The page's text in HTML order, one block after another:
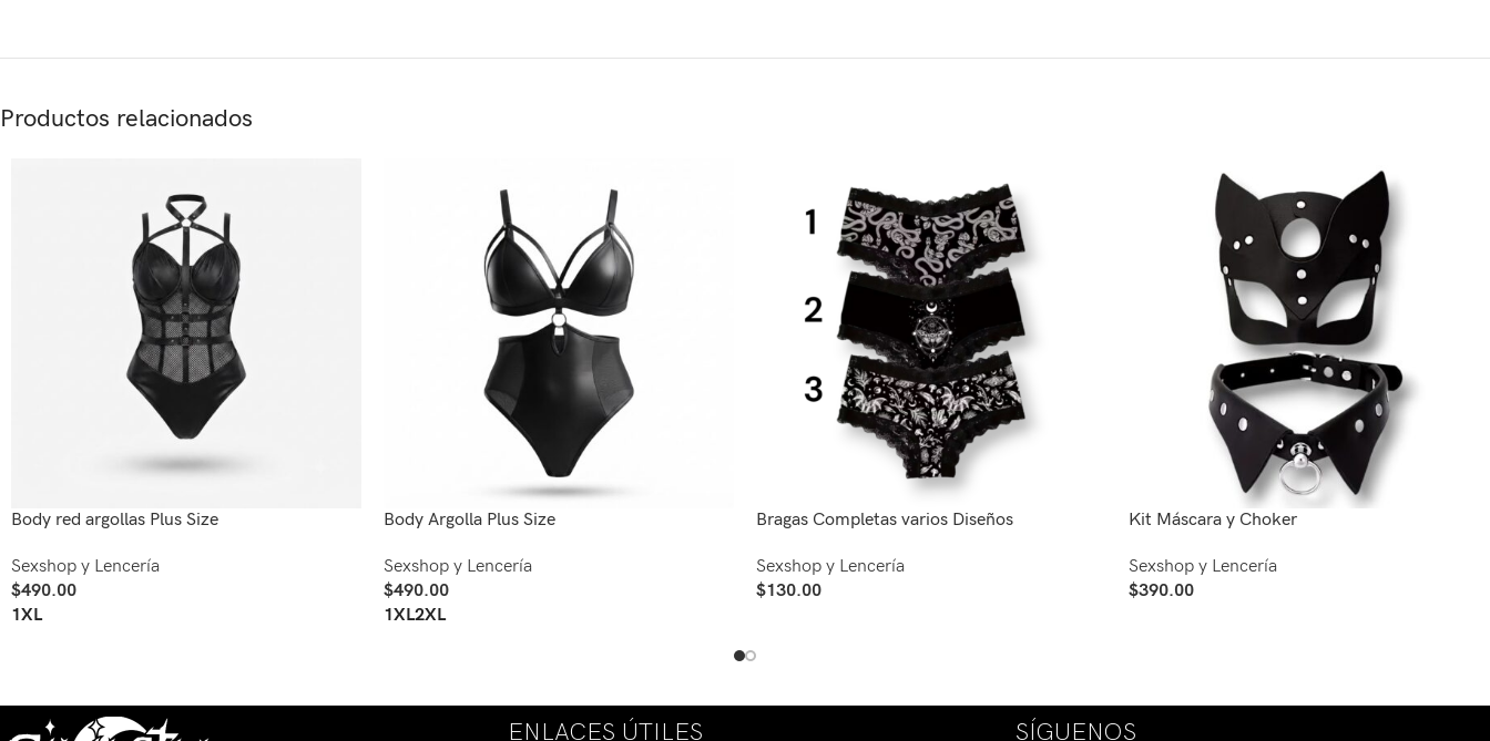
Productos relacionados
Body red argollas Plus Size
Sexshop y Lencería
$490.00
Seleccionar Opciones
1XL
Body Argolla Plus Size
Sexshop y Lencería
$490.00
Seleccionar Opciones
1XL2XL
Bragas Completas varios Diseños
Sexshop y Lencería
$130.00
Kit Máscara y Choker
Sexshop y Lencería
$390.00
ENLACES ÚTILES SÍGUENOS